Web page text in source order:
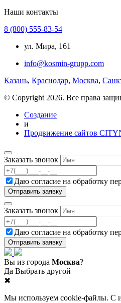
Наши контакты
8 (800) 555-83-54
ул. Мира, 161
info@kosmin-grupp.com
Казань, Краснодар, Москва,
© Copyright 2026. Все права
Создание
и
Продвижение сайтов
Заказать звонок
Даю согласие на обработку
Заказать звонок
Даю согласие на обработку
Вы из города Москва?
Да Выбрать другой
✖
Мы используем cookie-файлы. С